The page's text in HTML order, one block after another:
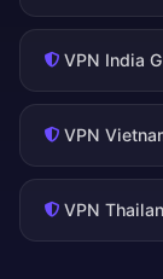
VPN India
VPN
VPN